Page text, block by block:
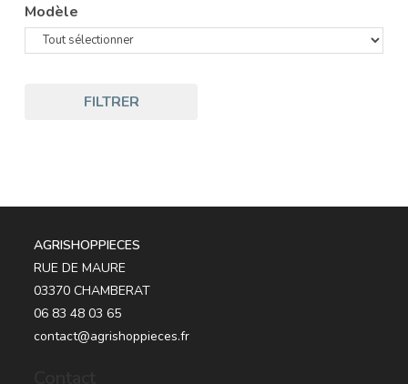
Modèle
FILTRER
AGRISHOPPIECES
RUE DE MAURE
03370 CHAMBERAT
06 83 48 03 65
contact@agrishoppieces.fr